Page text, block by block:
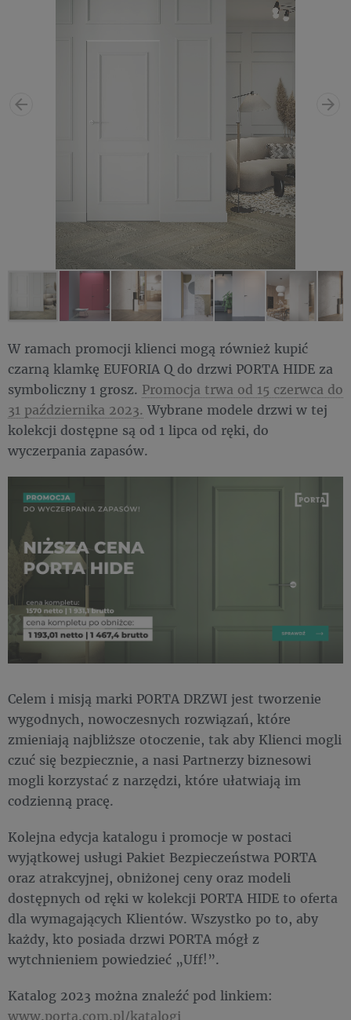
W ramach promocji klienci mogą również kupić
czarną klamkę EUFORIA Q do drzwi PORTA HIDE za
symboliczny 1 grosz. Promocja trwa od 15 czerwca do
31 października 2023. Wybrane modele drzwi w tej
kolekcji dostępne są od 1 lipca od ręki, do
wyczerpania zapasów.
Celem i misją marki PORTA DRZWI jest tworzenie
wygodnych, nowoczesnych rozwiązań, które
zmieniają najbliższe otoczenie, tak aby Klienci mogli
czuć się bezpiecznie, a nasi Partnerzy biznesowi
mogli korzystać z narzędzi, które ułatwiają im
codzienną pracę.
Kolejna edycja katalogu i promocje w postaci
wyjątkowej usługi Pakiet Bezpieczeństwa PORTA
oraz atrakcyjnej, obniżonej ceny oraz modeli
dostępnych od ręki w kolekcji PORTA HIDE to oferta
dla wymagających Klientów. Wszystko po to, aby
każdy, kto posiada drzwi PORTA mógł z
wytchnieniem powiedzieć „Uff!”.
Katalog 2023 można znaleźć pod linkiem:
www.porta.com.pl/katalogi